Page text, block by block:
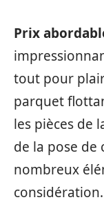
Prix
tout pour
parquet
les pièces de
de la pose de
nombreux
considération.